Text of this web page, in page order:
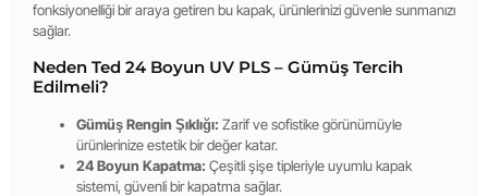
fonksiyonelliği bir araya getiren bu kapak, ürünlerinizi güvenle sunmanızı
sağlar.
Neden Ted 24 Boyun UV PLS – Gümüş Tercih
Edilmeli?
Gümüş Rengin Şıklığı: Zarif ve sofistike görünümüyle
ürünlerinize estetik bir değer katar.
24 Boyun Kapatma: Çeşitli şişe tipleriyle uyumlu kapak
sistemi, güvenli bir kapatma sağlar.